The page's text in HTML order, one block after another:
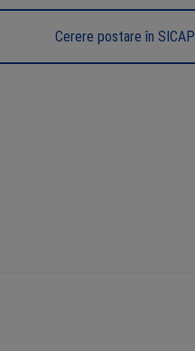
Cerere postare în SICAP